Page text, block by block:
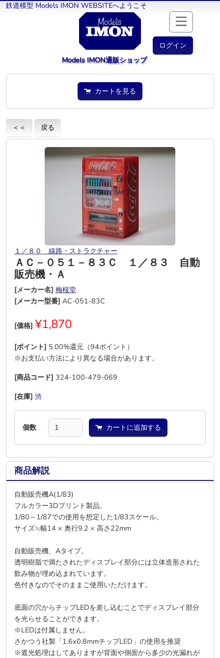
鉄道模型 Models IMON WEBSITEへようこそ
ログイン
Models IMON通販ショップ
カートを見る
＜＜ 戻る
１／８０ 線路・ストラクチャー
ＡＣ－０５１－８３Ｃ １／８３ 自動
販売機・Ａ
[メーカー名] 梅桜堂
[メーカー型番] AC-051-83C
[価格] ¥1,870
[ポイント] 5.00%還元（94ポイント）
※お支払い方法により異なる場合があります。
[商品コード] 324-100-479-069
[在庫] 渋
個数 カートに追加する
商品解説
自動販売機A(1/83)
フルカラー3Dプリント製品。
1/80～1/87での使用を想定した1/83スケール。
サイズ≒幅14 × 奥行9.2 × 高さ22mm
自動販売機、Aタイプ。
透明樹脂で満たされたディスプレイ部分には立体造形された
飲み物が埋め込まれています。
色付きなのでそのままご使用いただけます。
底面の穴からチップLEDを差し込むことでディスプレイ部分
を光らせることができます。
※LEDは付属しません。
さかつう社製「1.6x0.8mmチップLED」の使用を推奨
※遮光処理はしてありますが背面や側面から多少の光漏れが